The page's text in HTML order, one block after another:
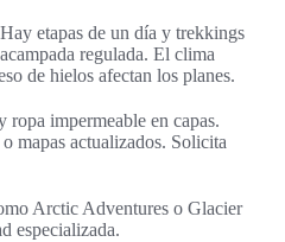
etapas de un día y trekkings
regulada. El clima
de hielos afectan los planes.
impermeable en capas.
mapas actualizados. Solicita
Arctic Adventures o Glacier
especializada.